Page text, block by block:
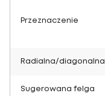
Przeznaczenie
Radialna/diagonalna
Sugerowana felga